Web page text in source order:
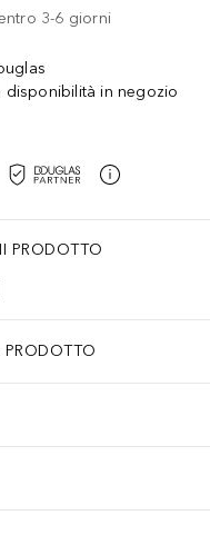
3-6 giorni
AGGIUNGI AL CARRELLO
disponibilità in negozio
PRODOTTO
PRODOTTO